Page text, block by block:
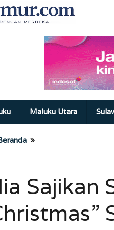
Maluku Utara
»
Mia
‘Whole
Thing’
&
EP
Sajikan